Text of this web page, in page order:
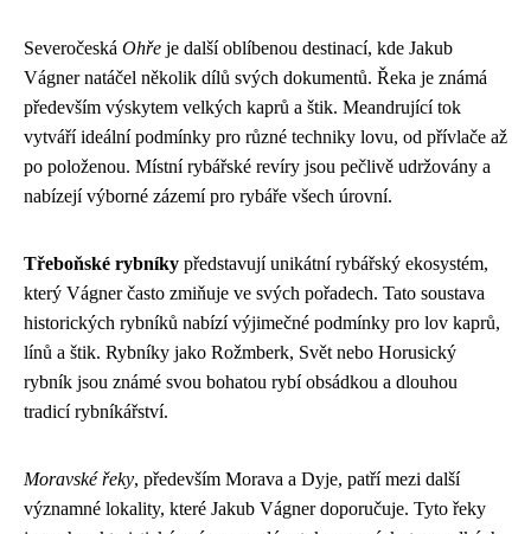
Severočeská Ohře je další oblíbenou destinací, kde Jakub
Vágner natáčel několik dílů svých dokumentů. Řeka je známá
především výskytem velkých kaprů a štik. Meandrující tok
vytváří ideální podmínky pro různé techniky lovu, od přívlače až
po položenou. Místní rybářské revíry jsou pečlivě udržovány a
nabízejí výborné zázemí pro rybáře všech úrovní.
Třeboňské rybníky představují unikátní rybářský ekosystém,
který Vágner často zmiňuje ve svých pořadech. Tato soustava
historických rybníků nabízí výjimečné podmínky pro lov kaprů,
línů a štik. Rybníky jako Rožmberk, Svět nebo Horusický
rybník jsou známé svou bohatou rybí obsádkou a dlouhou
tradicí rybníkářství.
Moravské řeky, především Morava a Dyje, patří mezi další
významné lokality, které Jakub Vágner doporučuje. Tyto řeky